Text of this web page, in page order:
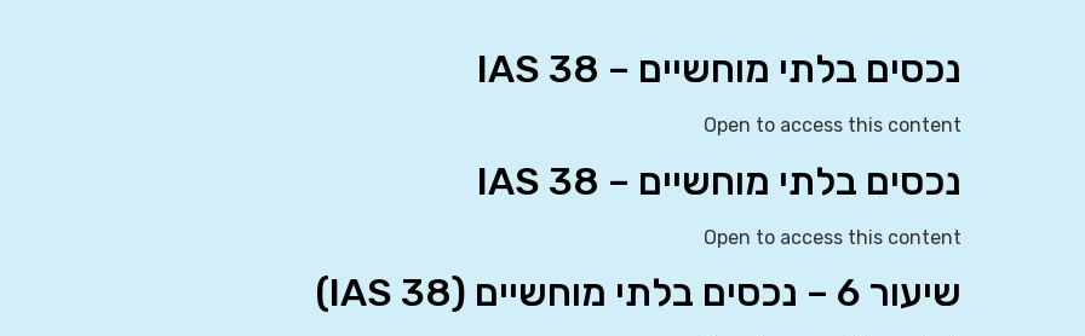
נכסים בלתי מוחשיים – IAS 38
Open to access this content
נכסים בלתי מוחשיים – IAS 38
Open to access this content
שיעור 6 – נכסים בלתי מוחשיים (IAS 38)